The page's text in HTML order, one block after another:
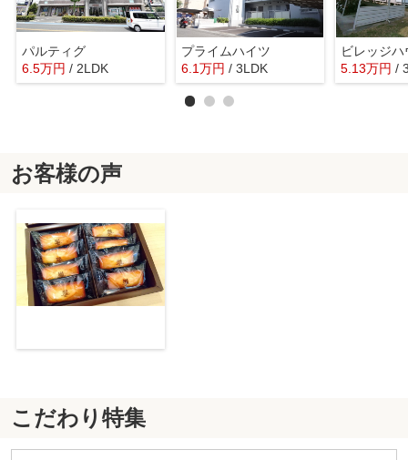
パルティグ
6.5万円 / 2LDK
プライムハイツ
6.1万円 / 3LDK 5.13万円 /
お客様の声
こだわり特集